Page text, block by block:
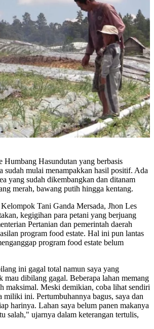
Humbang Hasundutan yang berbasis
sudah mulai menampakkan hasil positif. Ada
yang sudah dikembangkan dan ditanam
merah, bawang putih hingga kentang.
Tani Ganda Mersada, Jhon Les
kegigihan para petani yang berjuang
Pertanian dan pemerintah daerah
program food estate. Hal ini pun lantas
program food estate belum
ini gagal total namun saya yang
mau dibilang gagal. Beberapa lahan memang
maksimal. Meski demikian, coba lihat sendiri
miliki ini. Pertumbuhannya bagus, saya dan
harinya. Lahan saya belum panen makanya
salah," ujarnya dalam keterangan tertulis,